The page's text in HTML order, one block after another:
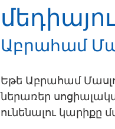
Աբրահամ
Եթե Աբրահամ
ներառեր
ունենալու կարիքը